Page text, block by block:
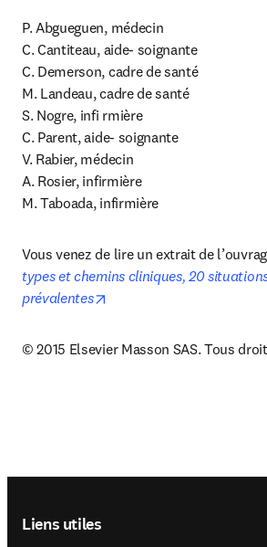
P. Abgueguen, médecin
C. Cantiteau, aide- soignante
C. Demerson, cadre de santé
M. Landeau, cadre de santé
S. Nogre, infi rmière
C. Parent, aide- soignante
V. Rabier, médecin
A. Rosier, infirmière
M. Taboada, infirmière
Vous venez de lire un extrait de
types et chemins cliniques, 20
prévalentes
© 2015 Elsevier Masson SAS. Tous
Liens utiles